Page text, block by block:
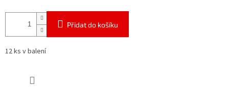
Přidat do košíku
12 ks v balení